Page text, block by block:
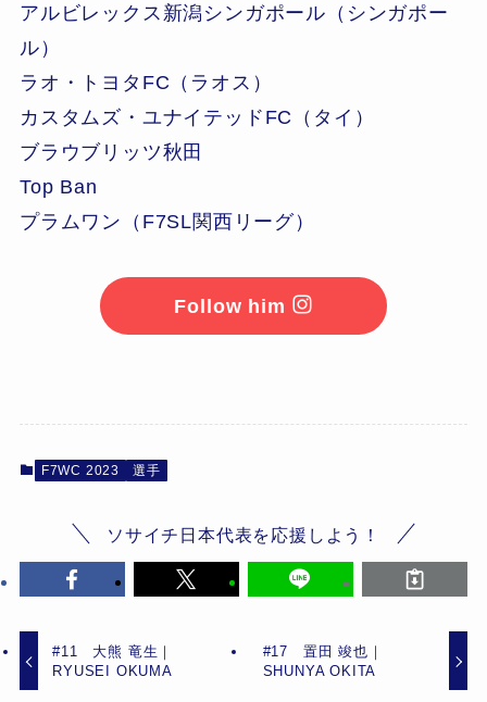
アルビレックス新潟シンガポール（シンガポー
ル）
ラオ・トヨタFC（ラオス）
カスタムズ・ユナイテッドFC（タイ）
ブラウブリッツ秋田
Top Ban
プラムワン（F7SL関西リーグ）
Follow him
F7WC 2023 選手
ソサイチ日本代表を応援しよう！
#11 大熊 竜生｜
RYUSEI OKUMA
#17 置田 竣也｜
SHUNYA OKITA